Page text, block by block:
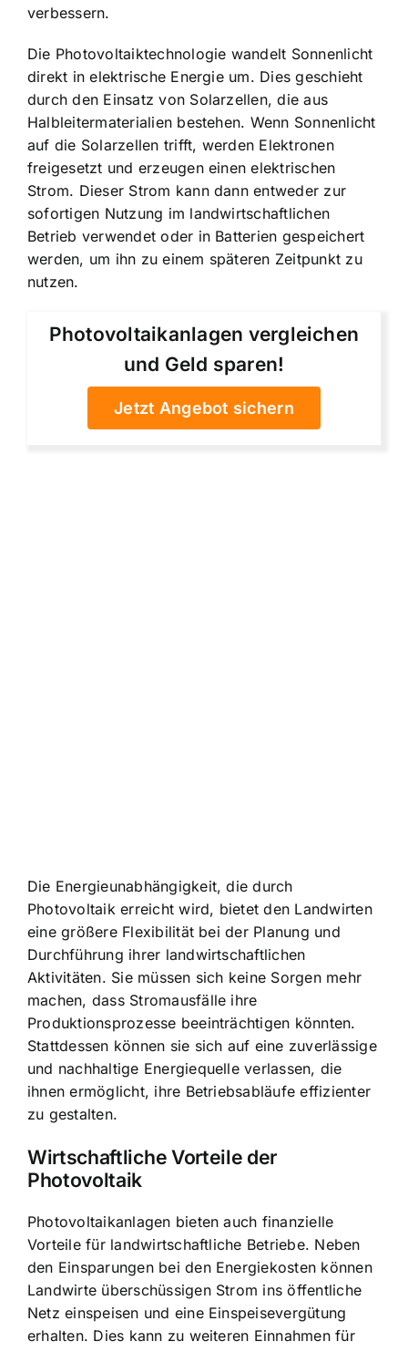
verbessern.
Die Photovoltaiktechnologie wandelt Sonnenlicht
direkt in elektrische Energie um. Dies geschieht
durch den Einsatz von Solarzellen, die aus
Halbleitermaterialien bestehen. Wenn Sonnenlicht
auf die Solarzellen trifft, werden Elektronen
freigesetzt und erzeugen einen elektrischen
Strom. Dieser Strom kann dann entweder zur
sofortigen Nutzung im landwirtschaftlichen
Betrieb verwendet oder in Batterien gespeichert
werden, um ihn zu einem späteren Zeitpunkt zu
nutzen.
Photovoltaikanlagen vergleichen
und Geld sparen!
Jetzt Angebot sichern
Die Energieunabhängigkeit, die durch
Photovoltaik erreicht wird, bietet den Landwirten
eine größere Flexibilität bei der Planung und
Durchführung ihrer landwirtschaftlichen
Aktivitäten. Sie müssen sich keine Sorgen mehr
machen, dass Stromausfälle ihre
Produktionsprozesse beeinträchtigen könnten.
Stattdessen können sie sich auf eine zuverlässige
und nachhaltige Energiequelle verlassen, die
ihnen ermöglicht, ihre Betriebsabläufe effizienter
zu gestalten.
Wirtschaftliche Vorteile der
Photovoltaik
Photovoltaikanlagen bieten auch finanzielle
Vorteile für landwirtschaftliche Betriebe. Neben
den Einsparungen bei den Energiekosten können
Landwirte überschüssigen Strom ins öffentliche
Netz einspeisen und eine Einspeisevergütung
erhalten. Dies kann zu weiteren Einnahmen für